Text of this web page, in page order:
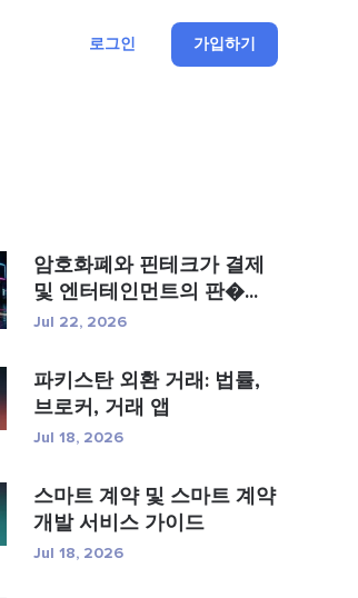
로그인 가입하기
암호화폐와 핀테크가 결제
및 엔터테인먼트의 판�...
Jul 22, 2026
파키스탄 외환 거래: 법률,
브로커, 거래 앱
Jul 18, 2026
스마트 계약 및 스마트 계약
개발 서비스 가이드
Jul 18, 2026